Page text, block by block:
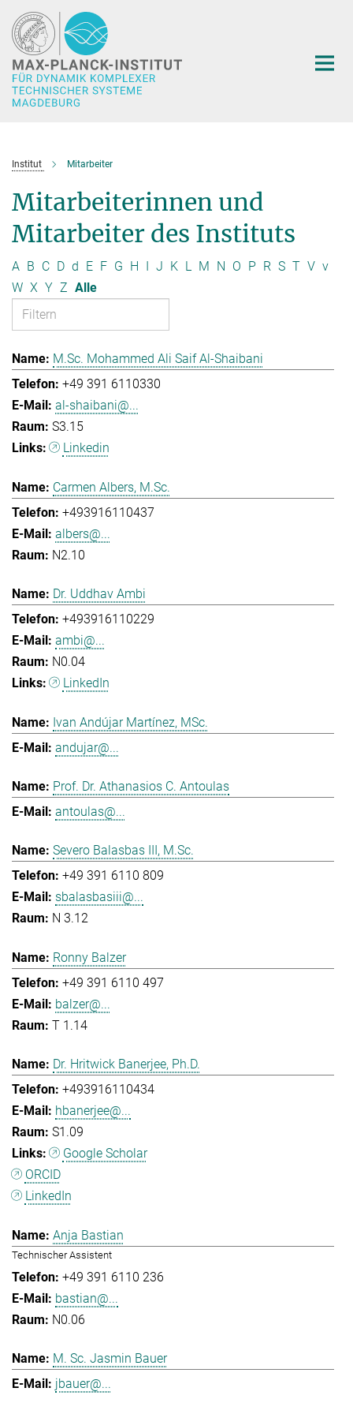
Hauptinhalt
Institut Mitarbeiter
Mitarbeiterinnen und
Mitarbeiter des Instituts
A B C D d E F G H I J K L M N O P R S T V v
W X Y Z Alle
M.Sc. Mohammed Ali Saif Al-Shaibani
+49 391 6110330
al-shaibani@...
S3.15
Linkedin
Carmen Albers, M.Sc.
+493916110437
albers@...
N2.10
Dr. Uddhav Ambi
+493916110229
ambi@...
N0.04
LinkedIn
Ivan Andújar Martínez, MSc.
andujar@...
Prof. Dr. Athanasios C. Antoulas
antoulas@...
Severo Balasbas III, M.Sc.
+49 391 6110 809
sbalasbasiii@...
N 3.12
Ronny Balzer
+49 391 6110 497
balzer@...
T 1.14
Dr. Hritwick Banerjee, Ph.D.
+493916110434
hbanerjee@...
S1.09
Google Scholar
ORCID
LinkedIn
Anja Bastian
Technischer Assistent
+49 391 6110 236
bastian@...
N0.06
M. Sc. Jasmin Bauer
jbauer@...